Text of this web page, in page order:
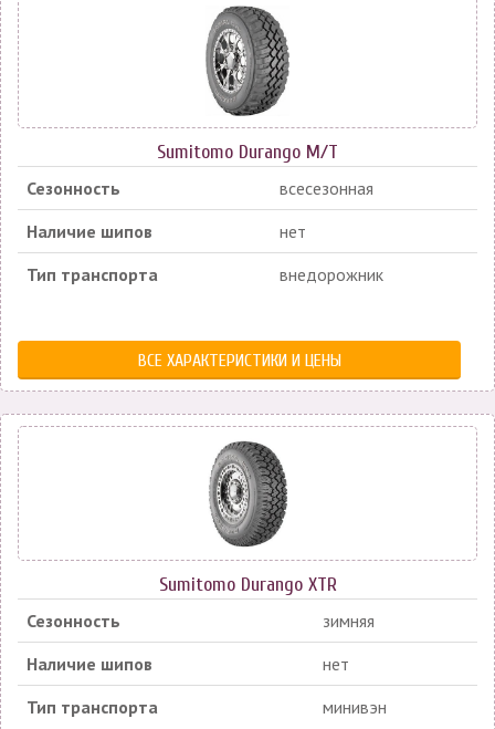
Sumitomo Durango M/T
Сезонность
всесезонная
Наличие шипов
нет
Тип транспорта
внедорожник
ВСЕ ХАРАКТЕРИСТИКИ И ЦЕНЫ
Sumitomo Durango XTR
Сезонность
зимняя
Наличие шипов
нет
Тип транспорта
минивэн